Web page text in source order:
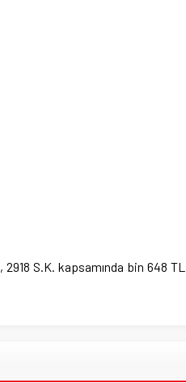
S.K. kapsamında bin 648 TL